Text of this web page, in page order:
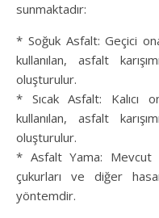
sunmaktadır:
* Soğuk Asfalt: Geçici
kullanılan, asfalt
oluşturulur.
* Sıcak Asfalt: Kalıcı
kullanılan, asfalt
oluşturulur.
* Asfalt Yama: Mevcut
çukurları ve diğer
yöntemdir.